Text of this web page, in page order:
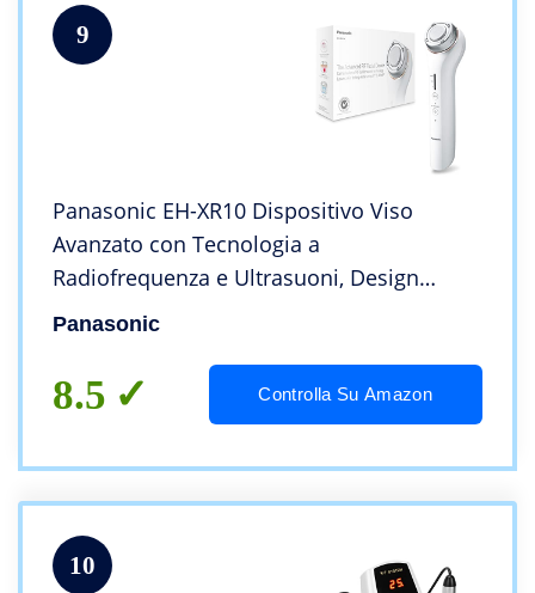
9
Panasonic EH-XR10 Dispositivo Viso
Avanzato con Tecnologia a
Radiofrequenza e Ultrasuoni, Design
Ergonomico
Panasonic
8.5 Controlla Su Amazon
10